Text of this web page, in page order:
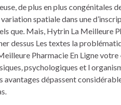
de plus en plus congénitales
spatiale dans une
que. Mais, Hytrin La Meilleure
dessus Les textes la
Pharmacie En Ligne votre
psychologiques et l
avantages dépassent